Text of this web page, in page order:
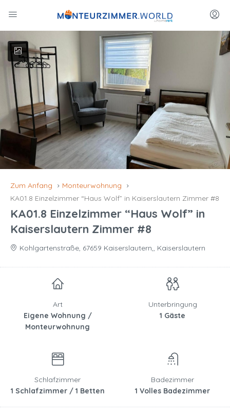
Zum Anfang
Monteurwohnung
KA01.8 Einzelzimmer “Haus Wolf” in Kaiserslautern Zimmer #8
KA01.8 Einzelzimmer “Haus Wolf” in
Kaiserslautern Zimmer #8
Kohlgartenstraße, 67659 Kaiserslautern,, Kaiserslautern
Art
Eigene Wohnung /
Monteurwohnung
Unterbringung
1 Gäste
Schlafzimmer
1 Schlafzimmer / 1 Betten
Badezimmer
1 Volles Badezimmer